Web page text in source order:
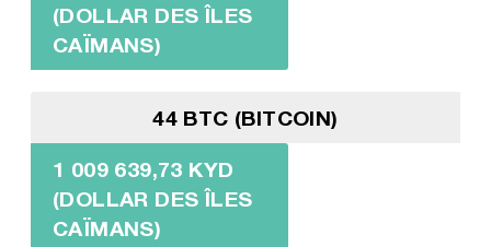
(DOLLAR DES ÎLES
CAÏMANS)
44 BTC (BITCOIN)
1 009 639,73 KYD
(DOLLAR DES ÎLES
CAÏMANS)